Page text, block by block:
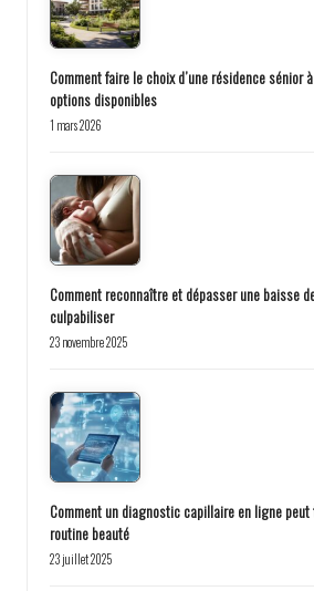
Comment faire le choix d’une résidence sénior
options disponibles
1 mars 2026
Comment reconnaître et dépasser une baisse
culpabiliser
23 novembre 2025
Comment un diagnostic capillaire en ligne
routine beauté
23 juillet 2025